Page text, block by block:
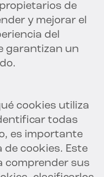
de
y mejorar el
del
garantizan un
cookies utiliza
todas
es importante
cookies. Este
comprender sus